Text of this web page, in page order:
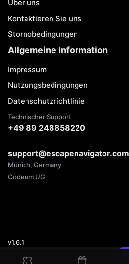
Über uns
Kontaktieren Sie uns
Stornobedingungen
Allgemeine Information
Impressum
Nutzungsbedingungen
Datenschutzrichtlinie
Technischer Support
+49 89 248858220
support@escapenavigator.com
Munich, Germany
Codeum UG
v1.6.1